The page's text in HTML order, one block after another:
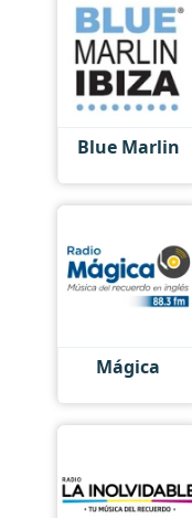
Blue Marlin
Mágica